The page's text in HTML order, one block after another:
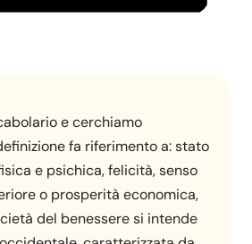
e cerchiamo
fa riferimento a: stato
e psichica, felicità, senso
o prosperità economica,
del benessere si intende